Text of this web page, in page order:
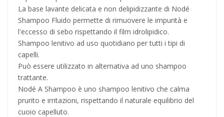
La base lavante delicata e non delipidizzante di Nodé
Shampoo Fluido permette di rimuovere le impurità e
l'eccesso di sebo rispettando il film idrolipidico.
Shampoo lenitivo ad uso quotidiano per tutti i tipi di
capelli.
Può essere utilizzato in alternativa ad uno shampoo
trattante.
Nodé A Shampoo è uno shampoo lenitivo che calma
prurito e irritazioni, rispettando il naturale equilibrio del
cuoio capelluto.